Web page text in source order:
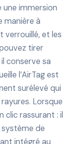
immersion
manière à
verrouillé, et les
tirer
conserve sa
l’AirTag est
surélevé qui
Lorsque
clic rassurant : il
de
intégré au